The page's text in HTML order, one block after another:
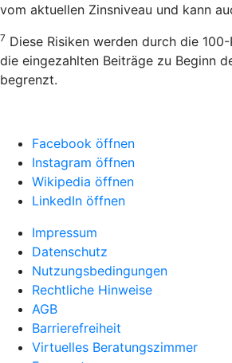
vom aktuellen Zinsniveau und kann
7 Diese Risiken werden durch die
die eingezahlten Beiträge zu Beginn
begrenzt.
Facebook öffnen
Instagram öffnen
Wikipedia öffnen
LinkedIn öffnen
Impressum
Datenschutz
Nutzungsbedingungen
Rechtliche Hinweise
AGB
Barrierefreiheit
Virtuelles Beratungszimmer